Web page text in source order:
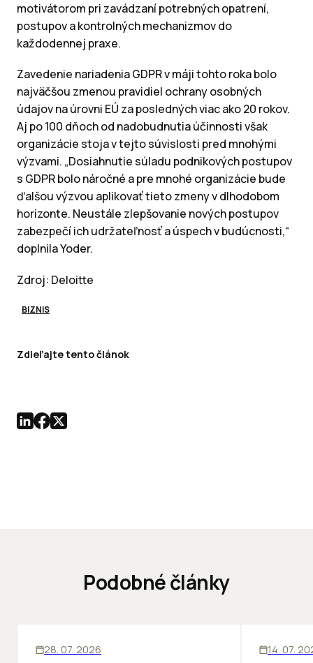
motivátorom pri zavádzaní potrebných opatrení,
postupov a kontrolných mechanizmov do
každodennej praxe.
Zavedenie nariadenia GDPR v máji tohto roka bolo
najväčšou zmenou pravidiel ochrany osobných
údajov na úrovni EÚ za posledných viac ako 20 rokov.
Aj po 100 dňoch od nadobudnutia účinnosti však
organizácie stoja v tejto súvislosti pred mnohými
výzvami. „Dosiahnutie súladu podnikových postupov
s GDPR bolo náročné a pre mnohé organizácie bude
ďalšou výzvou aplikovať tieto zmeny v dlhodobom
horizonte. Neustále zlepšovanie nových postupov
zabezpečí ich udržateľnosť a úspech v budúcnosti,“
doplnila Yoder.
Zdroj: Deloitte
BIZNIS
Zdieľajte tento článok
Podobné články
28. 07. 2026 14. 07.